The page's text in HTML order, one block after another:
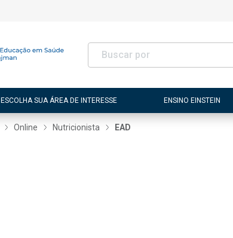
ESCOLHA SUA ÁREA DE INTERESSE ENSINO EINSTEIN
Online Nutricionista EAD